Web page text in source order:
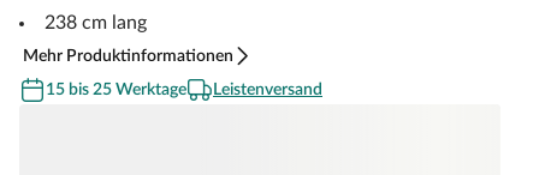
238 cm lang
Mehr Produktinformationen
15 bis 25 Werktage
Leistenversand